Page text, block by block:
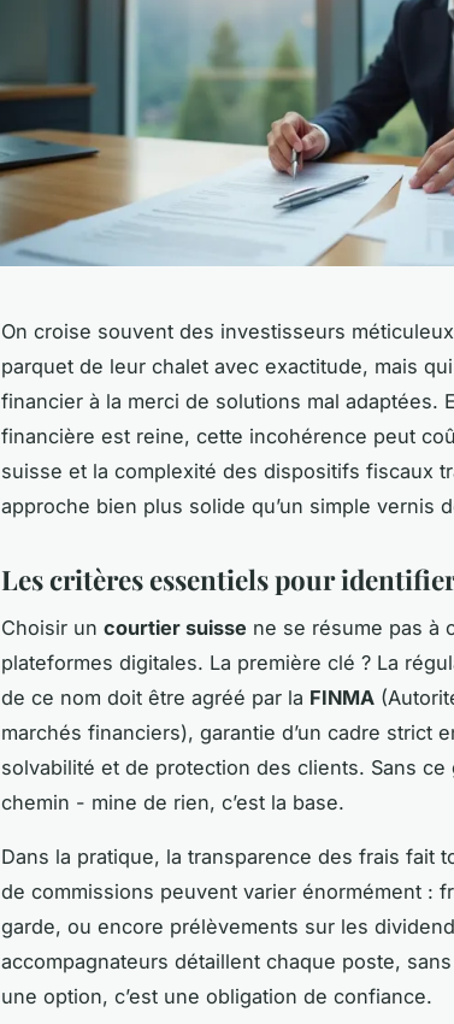
On croise souvent des investisseurs
parquet de leur chalet avec exactitude, mais
financier à la merci de solutions mal adaptées.
financière est reine, cette incohérence peut
suisse et la complexité des dispositifs fiscaux
approche bien plus solide qu’un simple vernis
Les critères essentiels pour
Choisir un courtier suisse ne se résume pas à
plateformes digitales. La première clé ? La
de ce nom doit être agréé par la FINMA
marchés financiers), garantie d’un cadre strict
solvabilité et de protection des clients. Sans
chemin - mine de rien, c’est la base.
Dans la pratique, la transparence des frais fait
de commissions peuvent varier énormément :
garde, ou encore prélèvements sur les
accompagnateurs détaillent chaque poste,
une option, c’est une obligation de confiance.